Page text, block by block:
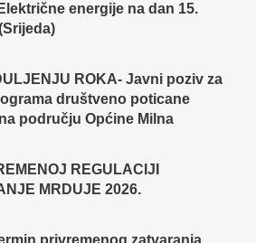
energije na dan 15.
ROKA- Javni poziv za
društveno poticane
području Općine Milna
REGULACIJI
MRDUJE 2026.
privremenog zatvaranja